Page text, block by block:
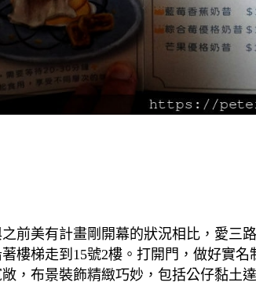
前美有計畫剛開幕的狀況相比，愛三
著樓梯走到15號2樓。打開門，做好實
，布景裝飾精緻巧妙，包括公仔黏土